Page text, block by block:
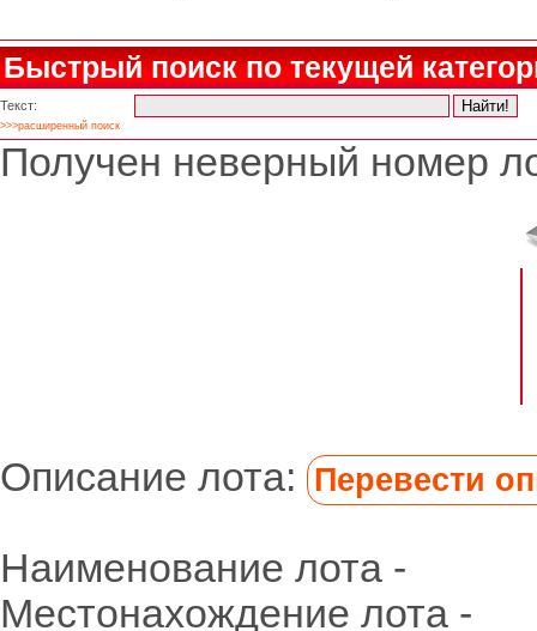
Быстрый поиск по текущей
Текст:
>>>расширенный поиск
Получен неверный номер
Описание лота: Перевести
Наименование лота -
Местонахождение лота -